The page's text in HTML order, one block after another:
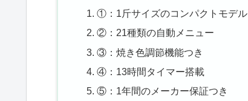
①：1斤サイズのコンパクトモデル
②：21種類の自動メニュー
③：焼き色調節機能つき
④：13時間タイマー搭載
⑤：1年間のメーカー保証つき